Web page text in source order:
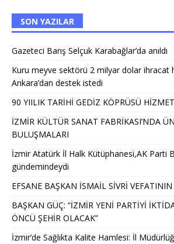
SON YAZILAR
Gazeteci Barış Selçuk Karabağlar’da anıldı
Kuru meyve sektörü 2 milyar dolar ihracat
Ankara’dan destek istedi
90 YIILIK TARİHİ GEDİZ KÖPRÜSÜ
İZMİR KÜLTÜR SANAT FABRİKASI’NDA
BULUŞMALARI
İzmir Atatürk İl Halk Kütüphanesi,AK Parti
gündemindeydi
EFSANE BAŞKAN İSMAİL SİVRİ
BAŞKAN GÜÇ: “İZMİR YENİ PARTİYİ
ÖNCÜ ŞEHİR OLACAK”
İzmir’de Sağlıkta Kalite Hamlesi: İl